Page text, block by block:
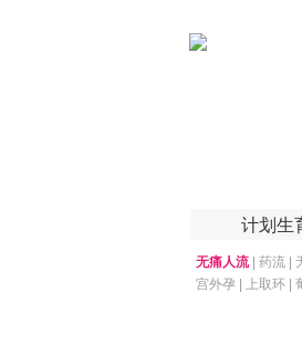
计划生
无痛人流| 药流
宫外孕
上取环